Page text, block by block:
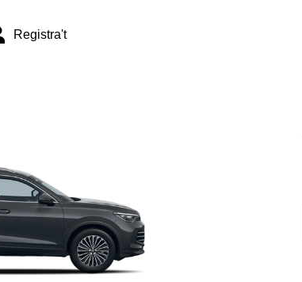
Registra't